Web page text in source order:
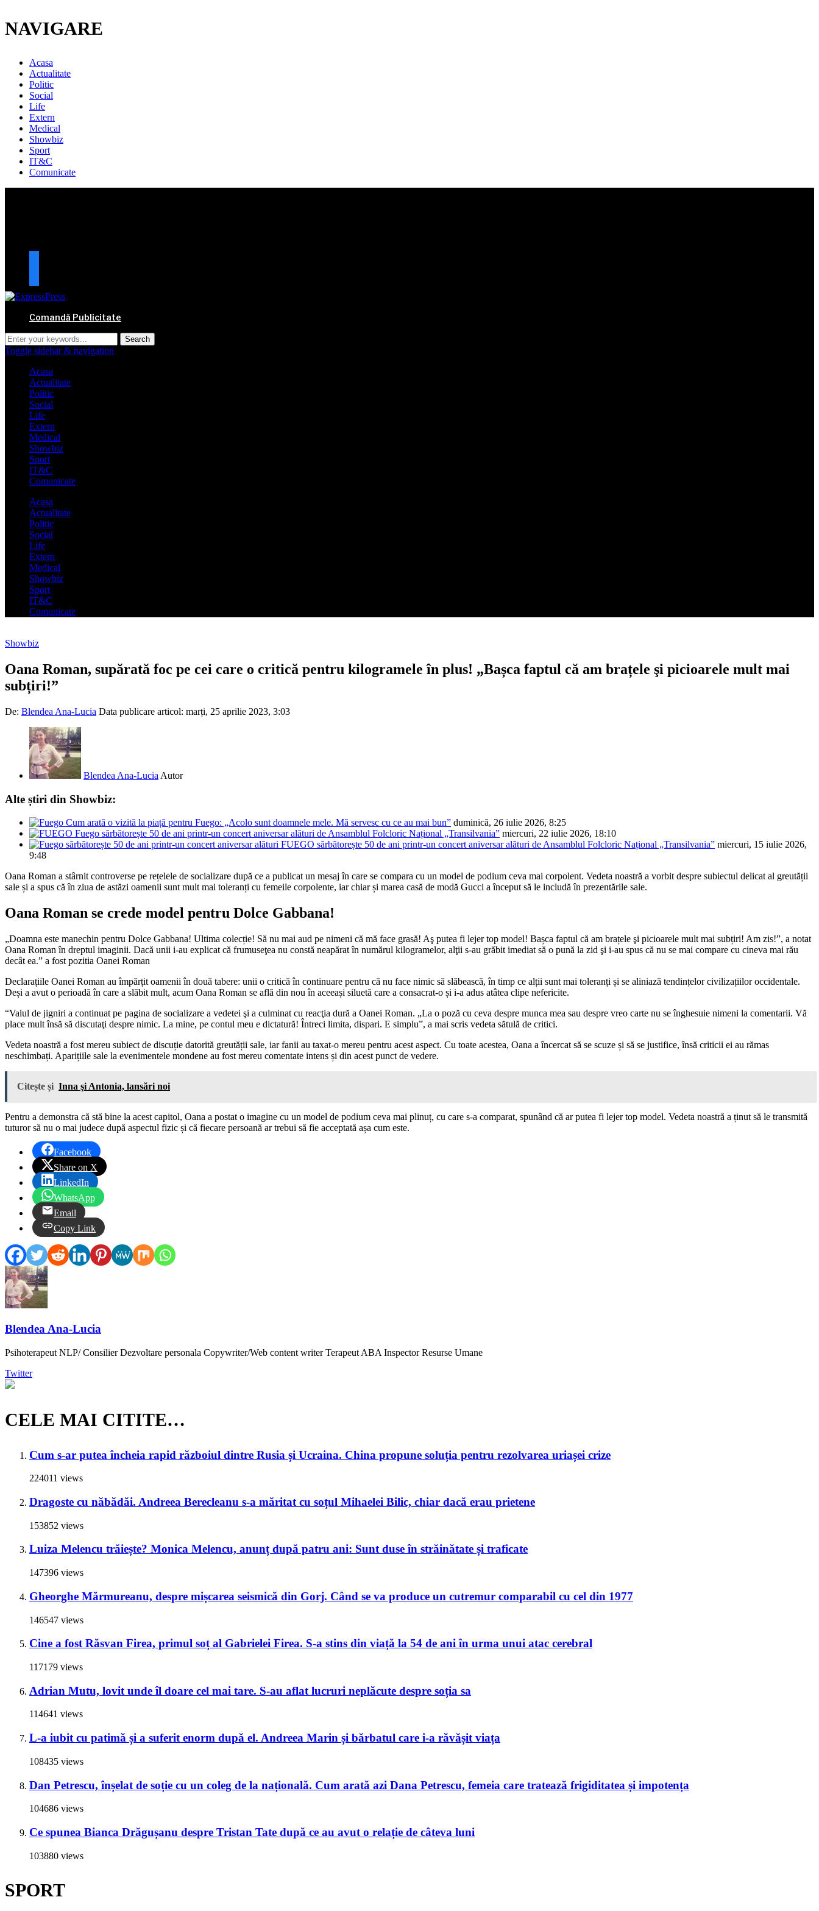
NAVIGARE
Acasa
Actualitate
Politic
Social
Life
Extern
Medical
Showbiz
Sport
IT&C
Comunicate
Comandă Publicitate
Toggle sidebar & navigation
Acasa
Actualitate
Politic
Social
Life
Extern
Medical
Showbiz
Sport
IT&C
Comunicate
Acasa
Actualitate
Politic
Social
Life
Extern
Medical
Showbiz
Sport
IT&C
Comunicate
Showbiz
Oana Roman, supărată foc pe cei care o critică pentru kilogramele în plus! „Bașca faptul că am brațele şi picioarele mult mai
subțiri!”
De: Blendea Ana-Lucia Data publicare articol: marți, 25 aprilie 2023, 3:03
Blendea Ana-Lucia Autor
Alte știri din Showbiz:
Cum arată o vizită la piață pentru Fuego: „Acolo sunt doamnele mele. Mă servesc cu ce au mai bun” duminică, 26 iulie 2026, 8:25
Fuego sărbătorește 50 de ani printr-un concert aniversar alături de Ansamblul Folcloric Național „Transilvania” miercuri, 22 iulie 2026, 18:10
FUEGO sărbătorește 50 de ani printr-un concert aniversar alături de Ansamblul Folcloric Național „Transilvania” miercuri, 15 iulie 2026,
9:48
Oana Roman a stârnit controverse pe rețelele de socializare după ce a publicat un mesaj în care se compara cu un model de podium ceva mai corpolent. Vedeta noastră a vorbit despre subiectul delicat al greutății
sale și a spus că în ziua de astăzi oamenii sunt mult mai toleranți cu femeile corpolente, iar chiar și marea casă de modă Gucci a început să le includă în prezentările sale.
Oana Roman se crede model pentru Dolce Gabbana!
„Doamna este manechin pentru Dolce Gabbana! Ultima colecție! Să nu mai aud pe nimeni că mă face grasă! Aş putea fi lejer top model! Bașca faptul că am brațele şi picioarele mult mai subțiri! Am zis!”, a notat
Oana Roman în dreptul imaginii. Dacă unii i-au explicat că frumuseţea nu constă neapărat în numărul kilogramelor, alţii s-au grăbit imediat să o pună la zid şi i-au spus că nu se mai compare cu cineva mai rău
decât ea.” a fost pozitia Oanei Roman
Declarațiile Oanei Roman au împărțit oamenii în două tabere: unii o critică în continuare pentru că nu face nimic să slăbească, în timp ce alții sunt mai toleranți și se aliniază tendințelor civilizațiilor occidentale.
Deși a avut o perioadă în care a slăbit mult, acum Oana Roman se află din nou în aceeași siluetă care a consacrat-o și i-a adus atâtea clipe nefericite.
“Valul de jigniri a continuat pe pagina de socializare a vedetei şi a culminat cu reacţia dură a Oanei Roman. „La o poză cu ceva despre munca mea sau despre vreo carte nu se înghesuie nimeni la comentarii. Vă
place mult însă să discutaţi despre nimic. La mine, pe contul meu e dictatură! Întreci limita, dispari. E simplu”, a mai scris vedeta sătulă de critici.
Vedeta noastră a fost mereu subiect de discuție datorită greutății sale, iar fanii au taxat-o mereu pentru acest aspect. Cu toate acestea, Oana a încercat să se scuze și să se justifice, însă criticii ei au rămas
neschimbați. Aparițiile sale la evenimentele mondene au fost mereu comentate intens și din acest punct de vedere.
Citește și Inna şi Antonia, lansări noi
Pentru a demonstra că stă bine la acest capitol, Oana a postat o imagine cu un model de podium ceva mai plinuț, cu care s-a comparat, spunând că ar putea fi lejer top model. Vedeta noastră a ținut să le transmită
tuturor să nu o mai judece după aspectul fizic și că fiecare persoană ar trebui să fie acceptată așa cum este.
Facebook
Share on X
LinkedIn
WhatsApp
Email
Copy Link
Blendea Ana-Lucia
Psihoterapeut NLP/ Consilier Dezvoltare personala Copywriter/Web content writer Terapeut ABA Inspector Resurse Umane
Twitter
CELE MAI CITITE…
Cum s-ar putea încheia rapid războiul dintre Rusia și Ucraina. China propune soluția pentru rezolvarea uriașei crize
224011 views
Dragoste cu năbădăi. Andreea Berecleanu s-a măritat cu soțul Mihaelei Bilic, chiar dacă erau prietene
153852 views
Luiza Melencu trăiește? Monica Melencu, anunț după patru ani: Sunt duse în străinătate și traficate
147396 views
Gheorghe Mărmureanu, despre mișcarea seismică din Gorj. Când se va produce un cutremur comparabil cu cel din 1977
146547 views
Cine a fost Răsvan Firea, primul soț al Gabrielei Firea. S-a stins din viață la 54 de ani în urma unui atac cerebral
117179 views
Adrian Mutu, lovit unde îl doare cel mai tare. S-au aflat lucruri neplăcute despre soția sa
114641 views
L-a iubit cu patimă și a suferit enorm după el. Andreea Marin și bărbatul care i-a răvășit viața
108435 views
Dan Petrescu, înșelat de soție cu un coleg de la națională. Cum arată azi Dana Petrescu, femeia care tratează frigiditatea și impotența
104686 views
Ce spunea Bianca Drăgușanu despre Tristan Tate după ce au avut o relație de câteva luni
103880 views
SPORT